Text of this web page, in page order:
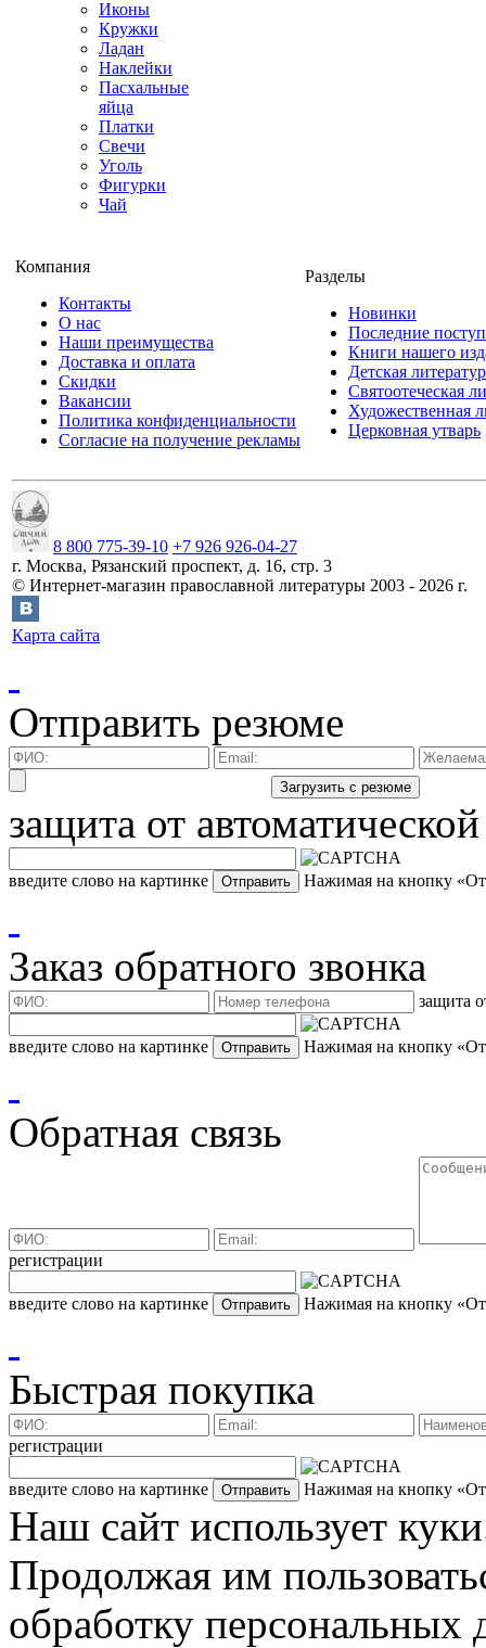
Иконы
Кружки
Ладан
Наклейки
Пасхальные
яйца
Платки
Свечи
Уголь
Фигурки
Чай
Компания
Контакты
О нас
Наши преимущества
Доставка и оплата
Скидки
Вакансии
Политика конфиденциальности
Согласие на получение рекламы
Разделы
Новинки
Последние
Книги нашего
Детская
Святоотеческая
Художественная
Церковная утварь
8 800 775-39-10 +7 926 926-04-27
г. Москва, Рязанский проспект, д. 16, стр. 3
© Интернет-магазин православной литературы 2003 - 2026 г.
Карта сайта
Отправить резюме
защита от
введите слово на картинке Нажимая на кнопку
Заказ обратного звонка
защита
введите слово на картинке Нажимая на кнопку
Обратная связь
регистрации
введите слово на картинке Нажимая на кнопку
Быстрая покупка
регистрации
введите слово на картинке Нажимая на кнопку
Наш сайт использует
Продолжая им
обработку персональных